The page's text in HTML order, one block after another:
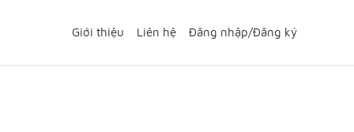
Giới thiệu Liên hệ Đăng nhập/Đăng ký